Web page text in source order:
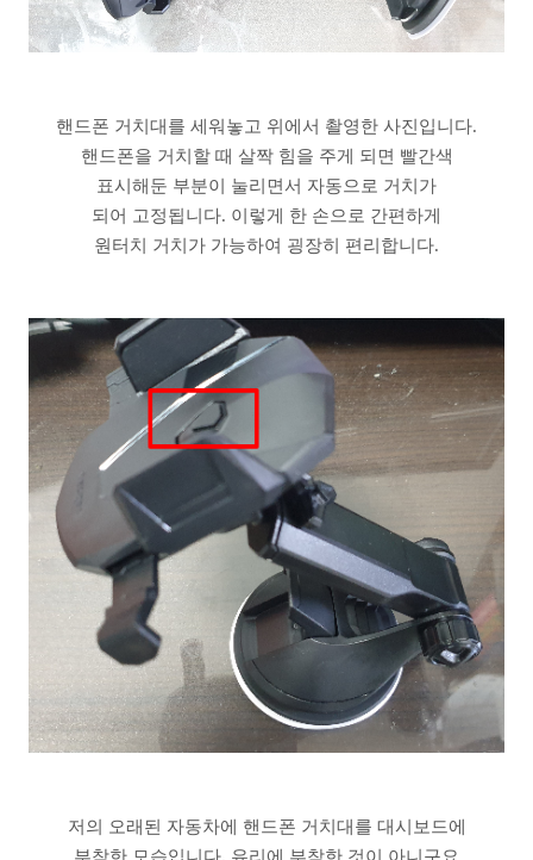
핸드폰 거치대를 세워놓고 위에서 촬영한 사진입니다.
핸드폰을 거치할 때 살짝 힘을 주게 되면 빨간색
표시해둔 부분이 눌리면서 자동으로 거치가
되어 고정됩니다. 이렇게 한 손으로 간편하게
원터치 거치가 가능하여 굉장히 편리합니다.
저의 오래된 자동차에 핸드폰 거치대를 대시보드에
부착한 모습입니다. 유리에 부착한 것이 아니구요